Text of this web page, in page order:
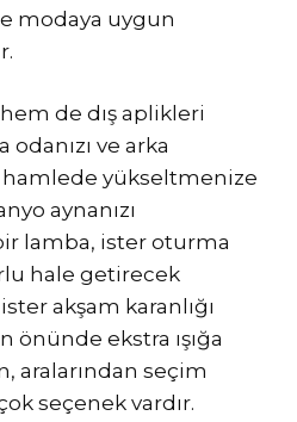
modaya uygun
de dış aplikleri
ve arka
yükseltmenize
aynanızı
lamba, ister oturma
hale getirecek
akşam karanlığı
ekstra ışığa
aralarından seçim
seçenek vardır.